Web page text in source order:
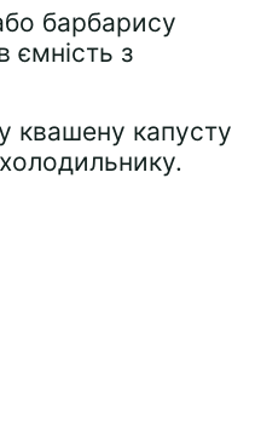
квашену капусту